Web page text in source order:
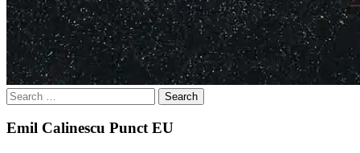
Search
for:
Emil Calinescu Punct EU